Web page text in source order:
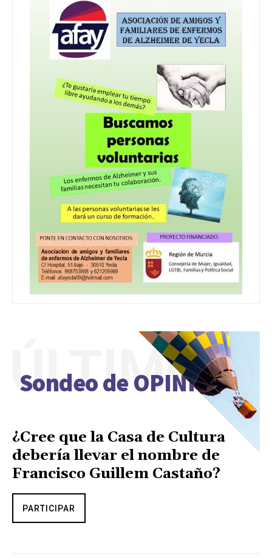
Sondeo de OPINIÓN
ÚLTIMO
¿Cree que la Casa de Cultura
debería llevar el nombre de
Francisco Guillem Castaño?
PARTICIPAR